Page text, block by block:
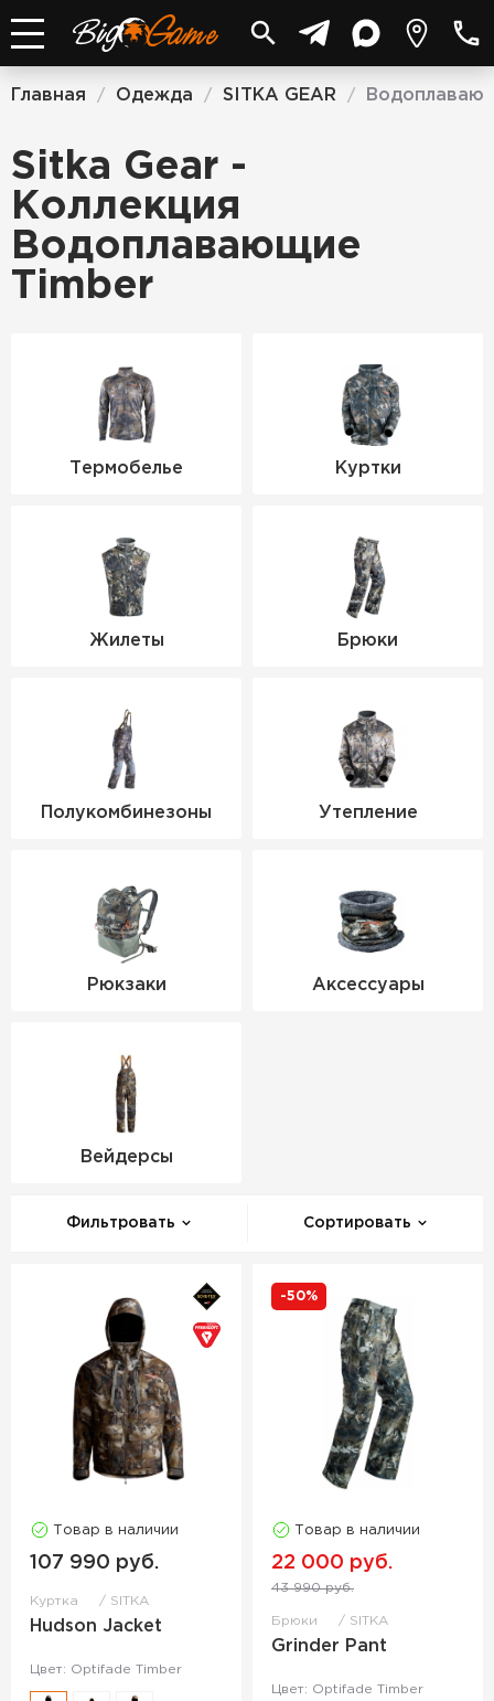
Главная / Одежда / SITKA GEAR /
Sitka Gear -
Коллекция
Водоплавающие
Timber
Термобелье Куртки
Жилеты Брюки
Полукомбинезоны Утепление
Рюкзаки Аксессуары
Вейдерсы
Фильтровать Сортировать
Товар в наличии
107 990 руб.
Куртка SITKA
Hudson Jacket
Цвет: Optifade Timber
-50%
Товар в наличии
22 000 руб.
43 990 руб.
Брюки SITKA
Grinder Pant
Цвет: Optifade Timber